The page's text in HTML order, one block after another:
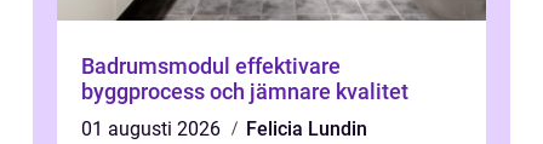
Badrumsmodul effektivare
byggprocess och jämnare kvalitet
01 augusti 2026
Felicia Lundin